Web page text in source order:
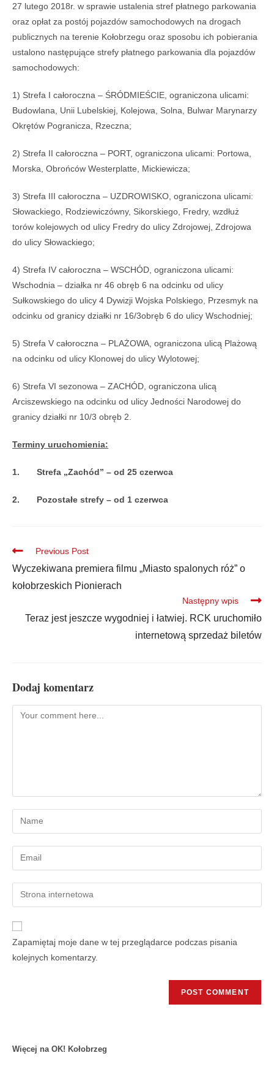
27 lutego 2018r. w sprawie ustalenia stref płatnego parkowania
oraz opłat za postój pojazdów samochodowych na drogach
publicznych na terenie Kołobrzegu oraz sposobu ich pobierania
ustalono następujące strefy płatnego parkowania dla pojazdów
samochodowych:
1) Strefa I całoroczna – ŚRÓDMIEŚCIE, ograniczona ulicami:
Budowlana, Unii Lubelskiej, Kolejowa, Solna, Bulwar Marynarzy
Okrętów Pogranicza, Rzeczna;
2) Strefa II całoroczna – PORT, ograniczona ulicami: Portowa,
Morska, Obrońców Westerplatte, Mickiewicza;
3) Strefa III całoroczna – UZDROWISKO, ograniczona ulicami:
Słowackiego, Rodziewiczówny, Sikorskiego, Fredry, wzdłuż
torów kolejowych od ulicy Fredry do ulicy Zdrojowej, Zdrojowa
do ulicy Słowackiego;
4) Strefa IV całoroczna – WSCHÓD, ograniczona ulicami:
Wschodnia – działka nr 46 obręb 6 na odcinku od ulicy
Sułkowskiego do ulicy 4 Dywizji Wojska Polskiego, Przesmyk na
odcinku od granicy działki nr 16/3obręb 6 do ulicy Wschodniej;
5) Strefa V całoroczna – PLAŻOWA, ograniczona ulicą Plażową
na odcinku od ulicy Klonowej do ulicy Wylotowej;
6) Strefa VI sezonowa – ZACHÓD, ograniczona ulicą
Arciszewskiego na odcinku od ulicy Jedności Narodowej do
granicy działki nr 10/3 obręb 2.
Terminy uruchomienia:
1. Strefa „Zachód” – od 25 czerwca
2. Pozostałe strefy – od 1 czerwca
Previous Post
Wyczekiwana premiera filmu „Miasto spalonych róż” o
kołobrzeskich Pionierach
Następny wpis
Teraz jest jeszcze wygodniej i łatwiej. RCK uruchomiło
internetową sprzedaż biletów
Dodaj komentarz
Zapamiętaj moje dane w tej przeglądarce podczas pisania
kolejnych komentarzy.
Więcej na OK! Kołobrzeg